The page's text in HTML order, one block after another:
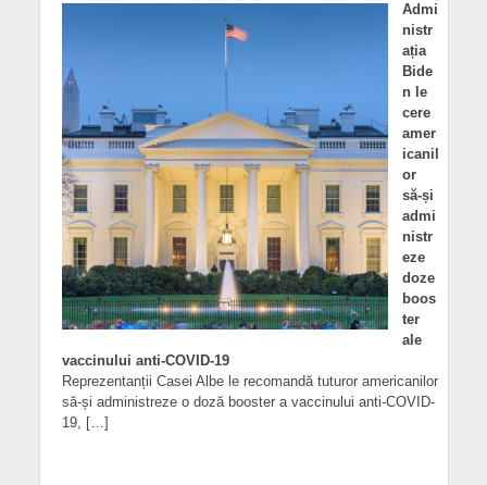
Admi
nistr
ația
Bide
n le
cere
amer
icanil
or
să-și
admi
nistr
eze
doze
boos
ter
ale
vaccinului anti-COVID-19
Reprezentanții Casei Albe le recomandă tuturor americanilor
să-și administreze o doză booster a vaccinului anti-COVID-
19, […]